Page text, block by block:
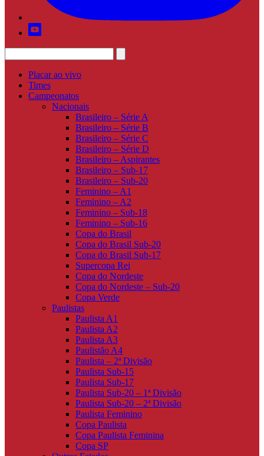
Placar ao vivo
Times
Campeonatos
Nacionais
Brasileiro – Série A
Brasileiro – Série B
Brasileiro – Série C
Brasileiro – Série D
Brasileiro – Aspirantes
Brasileiro – Sub-17
Brasileiro – Sub-20
Feminino – A1
Feminino – A2
Feminino – Sub-18
Feminino – Sub-16
Copa do Brasil
Copa do Brasil Sub-20
Copa do Brasil Sub-17
Supercopa Rei
Copa do Nordeste
Copa do Nordeste – Sub-20
Copa Verde
Paulistas
Paulista A1
Paulista A2
Paulista A3
Paulistão A4
Paulista – 2ª Divisão
Paulista Sub-15
Paulista Sub-17
Paulista Sub-20 – 1ª Divisão
Paulista Sub-20 – 2ª Divisão
Paulista Feminino
Copa Paulista
Copa Paulista Feminina
Copa SP